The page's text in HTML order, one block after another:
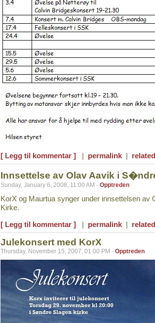
[ Legg til kommentar ] | permalink |
Innsettelse av Olav Aavik i
Sunday, January 6, 2008, 11:00 AM - Opptreden
KorX og Maurtua synger under innsettelsen
Kirke.
[ Legg til kommentar ] | permalink |
Julekonsert med KorX
Thursday, November 15, 2007, 01:00 PM - Opptreden